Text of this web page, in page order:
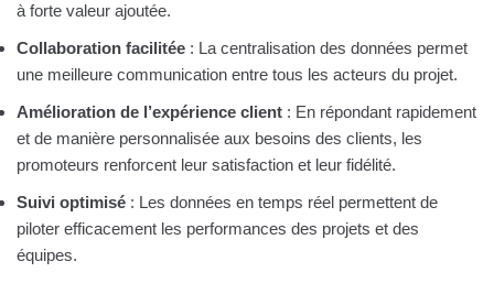
à forte valeur ajoutée.
Collaboration facilitée : La centralisation des données permet
une meilleure communication entre tous les acteurs du projet.
Amélioration de l’expérience client : En répondant rapidement
et de manière personnalisée aux besoins des clients, les
promoteurs renforcent leur satisfaction et leur fidélité.
Suivi optimisé : Les données en temps réel permettent de
piloter efficacement les performances des projets et des
équipes.